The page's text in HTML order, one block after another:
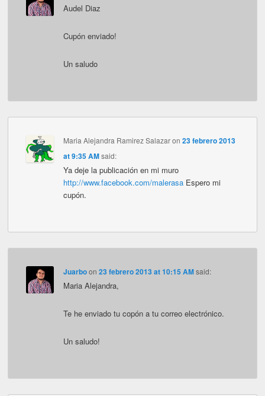
Audel Diaz
Cupón enviado!
Un saludo
Maria Alejandra Ramirez Salazaron 23 febrero 2013
at 9:35 AM said:
Ya deje la publicación en mi muro
http://www.facebook.com/malerasaEspero mi
cupón.
Juarboon 23 febrero 2013 at 10:15 AM said:
Maria Alejandra,
Te he enviado tu copón a tu correo electrónico.
Un saludo!